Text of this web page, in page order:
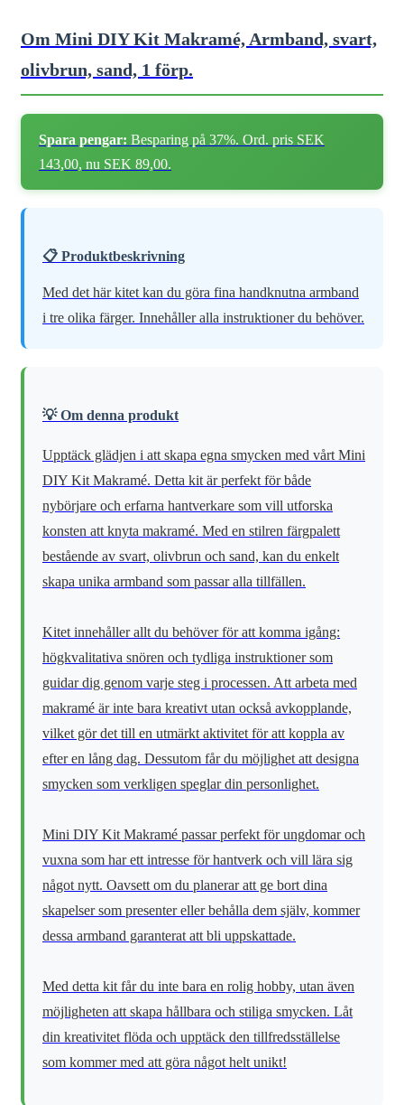
Om Mini DIY Kit Makramé, Armband, svart,
olivbrun, sand, 1 förp.
Spara pengar: Besparing på 37%. Ord. pris SEK
143,00, nu SEK 89,00.
📋 Produktbeskrivning
Med det här kitet kan du göra fina handknutna armband
i tre olika färger. Innehåller alla instruktioner du behöver.
💡 Om denna produkt
Upptäck glädjen i att skapa egna smycken med vårt Mini
DIY Kit Makramé. Detta kit är perfekt för både
nybörjare och erfarna hantverkare som vill utforska
konsten att knyta makramé. Med en stilren färgpalett
bestående av svart, olivbrun och sand, kan du enkelt
skapa unika armband som passar alla tillfällen.
Kitet innehåller allt du behöver för att komma igång:
högkvalitativa snören och tydliga instruktioner som
guidar dig genom varje steg i processen. Att arbeta med
makramé är inte bara kreativt utan också avkopplande,
vilket gör det till en utmärkt aktivitet för att koppla av
efter en lång dag. Dessutom får du möjlighet att designa
smycken som verkligen speglar din personlighet.
Mini DIY Kit Makramé passar perfekt för ungdomar och
vuxna som har ett intresse för hantverk och vill lära sig
något nytt. Oavsett om du planerar att ge bort dina
skapelser som presenter eller behålla dem själv, kommer
dessa armband garanterat att bli uppskattade.
Med detta kit får du inte bara en rolig hobby, utan även
möjligheten att skapa hållbara och stiliga smycken. Låt
din kreativitet flöda och upptäck den tillfredsställelse
som kommer med att göra något helt unikt!